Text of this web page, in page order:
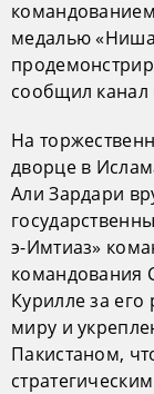
медалью
сообщил канал
На
дворце в
Али Зардари
э-Имтиаз»
командования
Курилле за
миру и
Пакистаном,